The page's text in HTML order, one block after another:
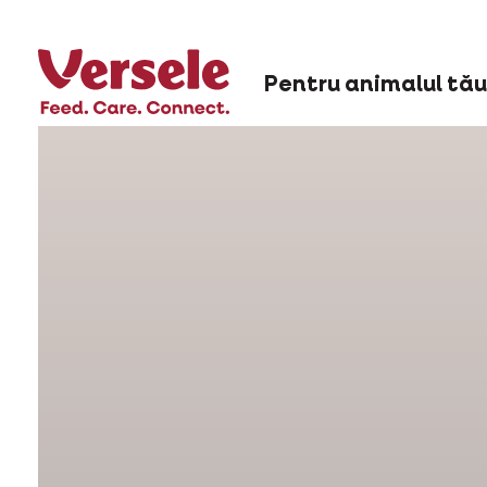
Pentru animalul tău